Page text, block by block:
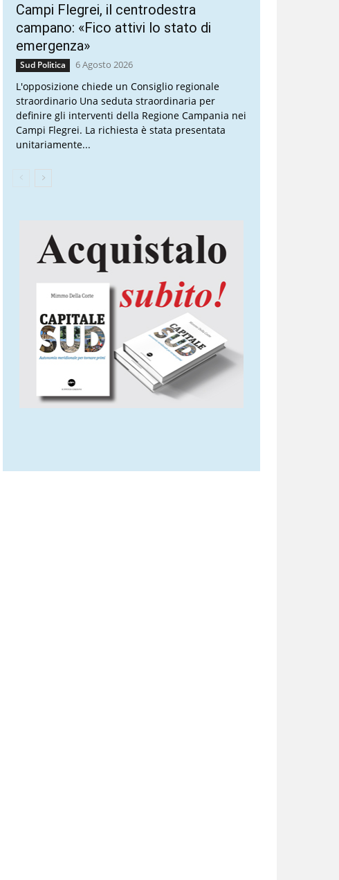
Campi Flegrei, il centrodestra
campano: «Fico attivi lo stato di
emergenza»
Sud Politica 6 Agosto 2026
L'opposizione chiede un Consiglio regionale
straordinario Una seduta straordinaria per
definire gli interventi della Regione Campania nei
Campi Flegrei. La richiesta è stata presentata
unitariamente...